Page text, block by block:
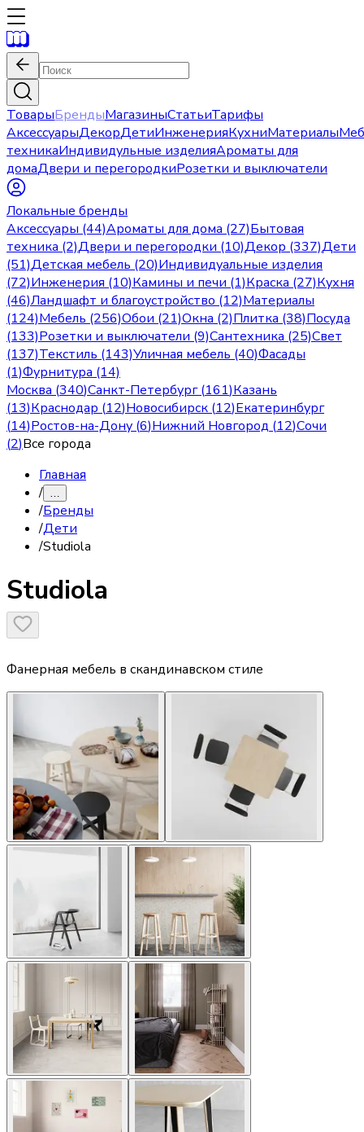
ТоварыБрендыМагазиныСтатьиТарифы
АксессуарыДекорДетиИнженерияКухниМатериалы
техникаИндивидульные изделияАроматы для
домаДвери и перегородкиРозетки и выключатели
Локальные бренды
Аксессуары (44)Ароматы для дома (27)Бытовая
техника (2)Двери и перегородки (10)Декор (337)Дети
(51)Детская мебель (20)Индивидуальные изделия
(72)Инженерия (10)Камины и печи (1)Краска (27)Кухня
(46)Ландшафт и благоустройство (12)Материалы
(124)Мебель (256)Обои (21)Окна (2)Плитка (38)Посуда
(133)Розетки и выключатели (9)Сантехника (25)Свет
(137)Текстиль (143)Уличная мебель (40)Фасады
(1)Фурнитура (14)
Москва (340)Санкт-Петербург(161)Казань
(13)Краснодар (12)Новосибирск (12)Екатеринбург
(14)Ростов-на-Дону (6)Нижний Новгород (12)Сочи
(2)Все города
Главная
/ …
/Бренды
/Дети
/Studiola
Studiola
Фанерная мебель в скандинавском стиле